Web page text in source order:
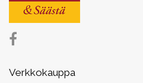
Verkkokauppa